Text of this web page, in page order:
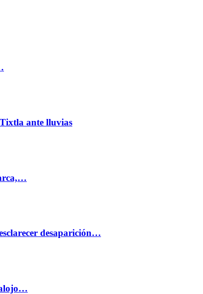
ante lluvias
desaparición…